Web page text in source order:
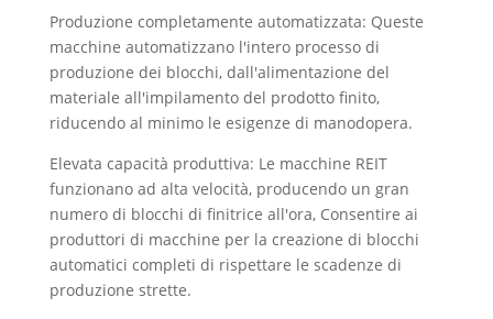
Produzione completamente automatizzata: Queste
macchine automatizzano l'intero processo di
produzione dei blocchi, dall'alimentazione del
materiale all'impilamento del prodotto finito,
riducendo al minimo le esigenze di manodopera.
Elevata capacità produttiva: Le macchine REIT
funzionano ad alta velocità, producendo un gran
numero di blocchi di finitrice all'ora, Consentire ai
produttori di macchine per la creazione di blocchi
automatici completi di rispettare le scadenze di
produzione strette.